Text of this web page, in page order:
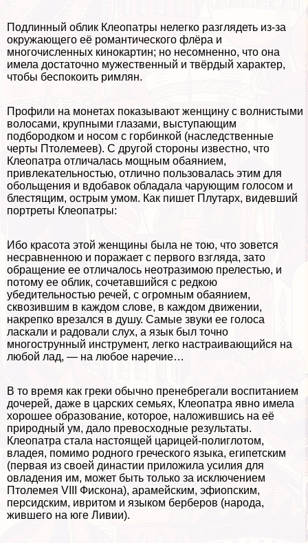
Подлинный облик Клеопатры нелегко разглядеть из-за
окружающего её романтического флёра и
многочисленных кинокартин; но несомненно, что она
имела достаточно мужественный и твёрдый хаpaктер,
чтобы беспокоить римлян.
Профили на монетах показывают женщину с волнистыми
волосами, крупными глазами, выступающим
подбородком и носом с горбинкой (наследственные
черты Птолемеев). С другой стороны известно, что
Клеопатра отличалась мощным обаянием,
привлекательностью, отлично пользовалась этим для
обольщения и вдобавок обладала чарующим голосом и
блестящим, острым умом. Как пишет Плутарх, видевший
портреты Клеопатры:
Ибо красота этой женщины была не тою, что зовется
несравненною и поражает с первого взгляда, зато
обращение ее отличалось неотразимою прелестью, и
потому ее облик, сочетавшийся с редкою
убедительностью речей, с огромным обаянием,
сквозившим в каждом слове, в каждом движении,
накрепко врезался в душу. Самые звуки ее голоса
ласкали и радовали слух, а язык был точно
многострунный инструмент, легко настраивающийся на
любой лад, — на любое наречие…
В то время как греки обычно пренебрегали воспитанием
дочерей, даже в царских семьях, Клеопатра явно имела
хорошее образование, которое, наложившись на её
природный ум, дало превосходные результаты.
Клеопатра стала настоящей царицей-полиглотом,
владея, помимо родного греческого языка, египетским
(первая из своей династии приложила усилия для
овладения им, может быть только за исключением
Птолемея VIII Фискона), арамейским, эфиопским,
персидским, ивритом и языком берберов (народа,
жившего на юге Ливии).